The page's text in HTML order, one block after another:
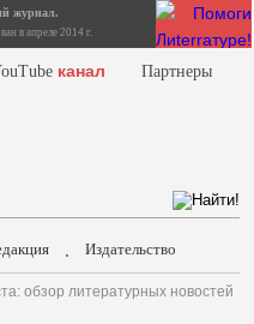
журнал.
в апреле 2014 г.
канал Партнеры
. Издательство
обзор литературных новостей